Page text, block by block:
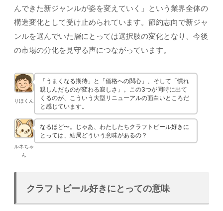
んできた新ジャンルが姿を変えていく」という業界全体の
構造変化として受け止められています。節約志向で新ジャ
ンルを選んでいた層にとっては選択肢の変化となり、今後
の市場の分化を見守る声につながっています。
りほくん
「うまくなる期待」と「価格への関心」、そして「慣れ
親しんだものが変わる寂しさ」。この3つが同時に出て
くるのが、こういう大型リニューアルの面白いところだ
と感じています。
ルネちゃ
ん
なるほど〜。じゃあ、わたしたちクラフトビール好きに
とっては、結局どういう意味があるの？
クラフトビール好きにとっての意味